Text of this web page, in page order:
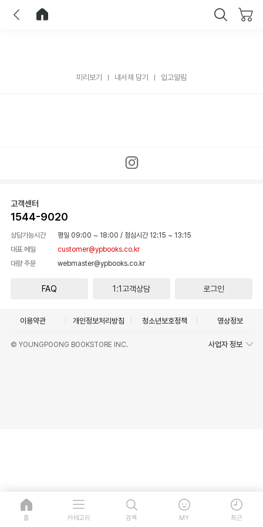
미리보기 내서재 담기 입고알림
고객센터
1544-9020
상담가능시간 평일 09:00 ~ 18:00 / 점심시간 12:15 ~ 13:15
대표 메일
customer@ypbooks.co.kr
대량 주문
webmaster@ypbooks.co.kr
FAQ 1:1고객상담 로그인
이용약관 개인정보처리방침 청소년보호정책 영상정보
© YOUNGPOONG BOOKSTORE INC. 사업자 정보
홈 카테고리 검색 MY 최근